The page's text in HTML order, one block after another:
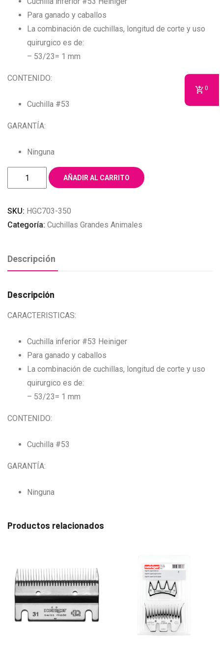
Para ganado y caballos
La combinación de cuchillas, longitud de corte y uso
quirurgico es de:
– 53/23= 1 mm
CONTENIDO:
Cuchilla #53
GARANTÍA:
Ninguna
CUCHILLA
HEINIGER
GANADO
Y
cantidad
AÑADIR AL CARRITO
SKU: HGC703-350
Categoría: Cuchillas Grandes Animales
Descripción
Descripción
CARACTERISTICAS:
Cuchilla inferior #53 Heiniger
Para ganado y caballos
La combinación de cuchillas, longitud de corte y uso
quirurgico es de:
– 53/23= 1 mm
CONTENIDO:
Cuchilla #53
GARANTÍA:
Ninguna
Productos relacionados
0